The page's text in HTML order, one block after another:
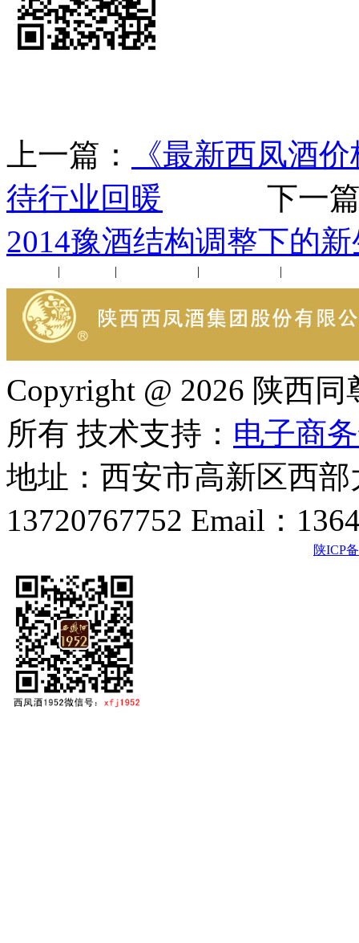
上一篇：
《最新西凤酒
待行业回暖 下一篇
2014豫酒结构调整下的
| | | |
Copyright @ 2026 陕西
所有 技术支持： 电子商
地址：西安市高新区西
13720767752 Email：
陕ICP